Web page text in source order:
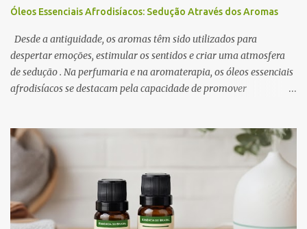
Óleos Essenciais Afrodisíacos: Sedução Através dos Aromas
Desde a antiguidade, os aromas têm sido utilizados para
despertar emoções, estimular os sentidos e criar uma atmosfera
de sedução . Na perfumaria e na aromaterapia, os óleos essenciais
afrodisíacos se destacam pela capacidade de promover
olfativo e o sistema límbico , a região do cérebro responsável pelas
emoções e pelo comportamento. Determinados aromas são
capazes de influenciar a produção de neurotransmissores como a
dopamina e a serotonina, favorecendo a atração e o prazer
sensorial . Neste artigo, exploramos os óleos essenciais
afrodisíacos mais eficazes, seus mecanismos de ação e como